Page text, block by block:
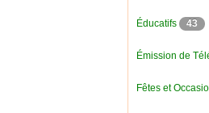
Éducatifs 43
Émission de
Fêtes et